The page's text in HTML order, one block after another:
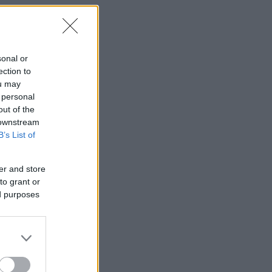
or
to
may
of the
List of
and store
grant or
purposes